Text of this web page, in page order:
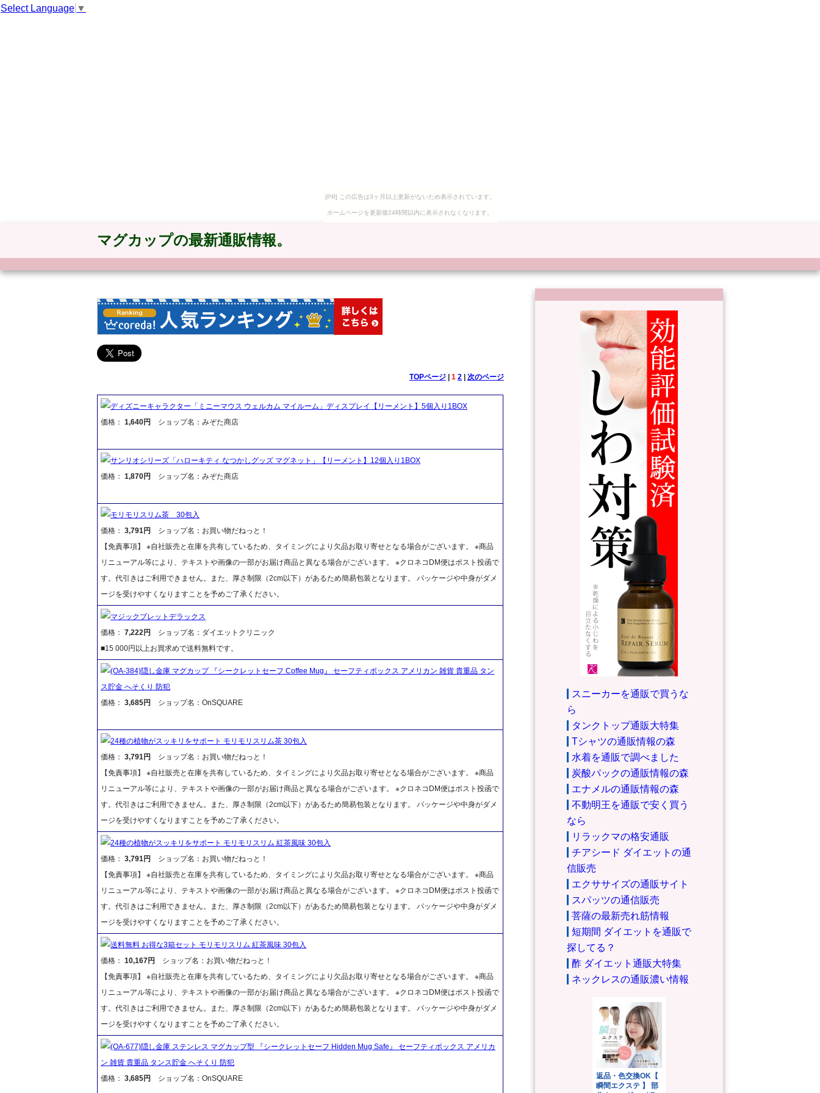
Select Language ▼
[PR] この広告は3ヶ月以上更新がないため表示されています。
ホームページを更新後24時間以内に表示されなくなります。
マグカップの最新通販情報。
TOPページ| 1 2| 次のページ
ディズニーキャラクター「ミニーマウス ウェルカム マイルーム」ディスプレイ【リーメント】5個入り1BOX
価格： 1,640円 ショップ名：みぞた商店
サンリオシリーズ「ハローキティ なつかしグッズ マグネット」【リーメント】12個入り1BOX
価格： 1,870円 ショップ名：みぞた商店
モリモリスリム茶 30包入
価格： 3,791円
ショップ名：お買い物だねっと！
【免責事項】 ※自社販売と在庫を共有しているため、タイミングにより欠品お取り寄せとなる場合がございます。 ※商品
リニューアル等により、テキストや画像の一部がお届け商品と異なる場合がございます。 ※クロネコDM便はポスト投函で
す。代引きはご利用できません。また、厚さ制限（2cm以下）があるため簡易包装となります。 パッケージや中身がダメ
ージを受けやすくなりますことを予めご了承ください。
マジックブレットデラックス
価格： 7,222円
ショップ名：ダイエットクリニック
■15 000円以上お買求めで送料無料です。
(OA-384)隠し金庫 マグカップ 『シークレットセーフ Coffee Mug』 セーフティボックス アメリカン 雑貨 貴重品 タン
ス貯金 へそくり 防犯
価格： 3,685円 ショップ名：OnSQUARE
24種の植物がスッキリをサポート モリモリスリム茶 30包入
価格： 3,791円
ショップ名：お買い物だねっと！
【免責事項】 ※自社販売と在庫を共有しているため、タイミングにより欠品お取り寄せとなる場合がございます。 ※商品
リニューアル等により、テキストや画像の一部がお届け商品と異なる場合がございます。 ※クロネコDM便はポスト投函で
す。代引きはご利用できません。また、厚さ制限（2cm以下）があるため簡易包装となります。 パッケージや中身がダメ
ージを受けやすくなりますことを予めご了承ください。
24種の植物がスッキリをサポート モリモリスリム 紅茶風味 30包入
価格： 3,791円
ショップ名：お買い物だねっと！
【免責事項】 ※自社販売と在庫を共有しているため、タイミングにより欠品お取り寄せとなる場合がございます。 ※商品
リニューアル等により、テキストや画像の一部がお届け商品と異なる場合がございます。 ※クロネコDM便はポスト投函で
す。代引きはご利用できません。また、厚さ制限（2cm以下）があるため簡易包装となります。 パッケージや中身がダメ
ージを受けやすくなりますことを予めご了承ください。
送料無料 お得な3箱セット モリモリスリム 紅茶風味 30包入
価格： 10,167円
ショップ名：お買い物だねっと！
【免責事項】 ※自社販売と在庫を共有しているため、タイミングにより欠品お取り寄せとなる場合がございます。 ※商品
リニューアル等により、テキストや画像の一部がお届け商品と異なる場合がございます。 ※クロネコDM便はポスト投函で
す。代引きはご利用できません。また、厚さ制限（2cm以下）があるため簡易包装となります。 パッケージや中身がダメ
ージを受けやすくなりますことを予めご了承ください。
(OA-677)隠し金庫 ステンレス マグカップ型 『シークレットセーフ Hidden Mug Safe』 セーフティボックス アメリカ
ン 雑貨 貴重品 タンス貯金 へそくり 防犯
価格： 3,685円 ショップ名：OnSQUARE
スニーカーを通販で買うな
ら
タンクトップ通販大特集
Tシャツの通販情報の森
水着を通販で調べました
炭酸パックの通販情報の森
エナメルの通販情報の森
不動明王を通販で安く買う
なら
リラックマの格安通販
チアシード ダイエットの通
信販売
エクササイズの通販サイト
スパッツの通信販売
菩薩の最新売れ筋情報
短期間 ダイエットを通販で
探してる？
酢 ダイエット通販大特集
ネックレスの通販濃い情報